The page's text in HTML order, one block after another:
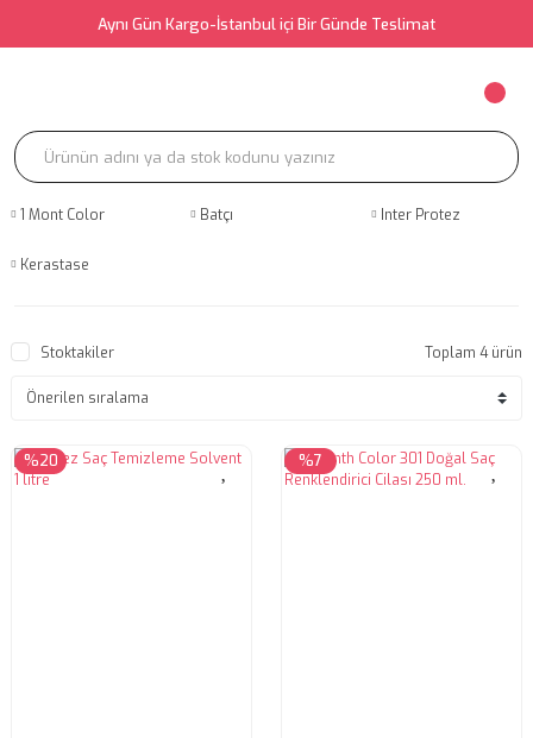
Aynı Gün Kargo-İstanbul içi Bir Günde Teslimat
1 Mont Color Batçı Inter Protez
Kerastase
Stoktakiler Toplam 4 ürün
%20 %7